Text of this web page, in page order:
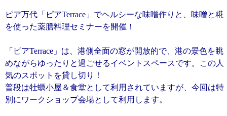
ピア万代「ピアTerrace」でヘルシーな味噌作りと、味噌と糀
を使った薬膳料理セミナーを開催！
「ピアTerrace」は、港側全面の窓が開放的で、港の景色を眺
めながらゆったりと過ごせるイベントスペースです。この人
気のスポットを貸し切り！
普段は牡蠣小屋＆食堂として利用されていますが、今回は特
別にワークショップ会場として利用します。